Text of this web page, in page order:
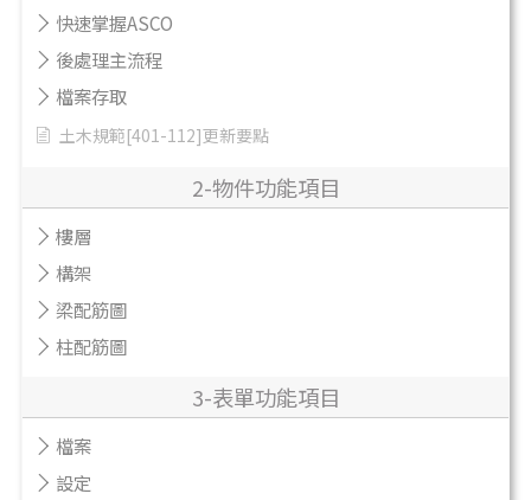
快速掌握ASCO
後處理主流程
檔案存取
土木規範[401-112]更新要點
2-物件功能項目
樓層
構架
梁配筋圖
柱配筋圖
3-表單功能項目
檔案
設定